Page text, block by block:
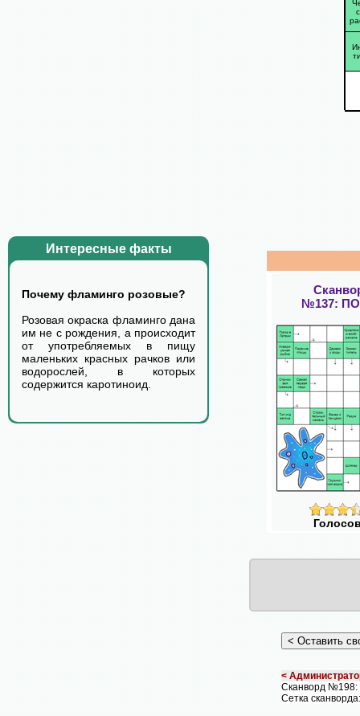
Интересные факты
Почему фламинго розовые?
Розовая окраска фламинго дана
им не с рождения, а происходит
от употребляемых в пищу
маленьких красных рачков или
водорослей, в которых
содержится каротиноид.
№137:
<
Сканворд
Сетка